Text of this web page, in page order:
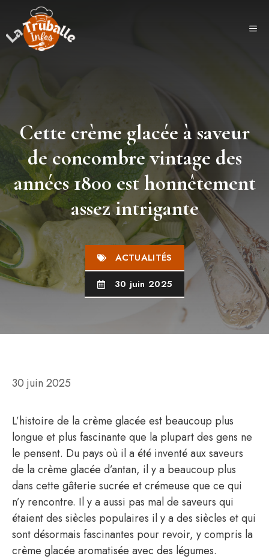
contenu
Cette crème glacée à saveur
de concombre vintage des
années 1800 est honnêtement
assez intrigante
ACTUALITÉS
30 juin 2025
30 juin 2025
L’histoire de la crème glacée est beaucoup plus
longue et plus fascinante que la plupart des gens ne
le pensent. Du pays où il a été inventé aux saveurs
de la crème glacée d’antan, il y a beaucoup plus
dans cette gâterie sucrée et crémeuse que ce qui
n’y rencontre. Il y a aussi pas mal de saveurs qui
étaient des siècles populaires il y a des siècles et qui
sont désormais fascinantes pour revoir, y compris la
crème glacée aromatisée avec des légumes.